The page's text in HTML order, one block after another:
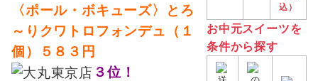
〈ポール・ボキューズ〉とろ
～りクワトロフォンデュ（１
個）５８３円
３位！
込）
お中元スイーツを
条件から探す